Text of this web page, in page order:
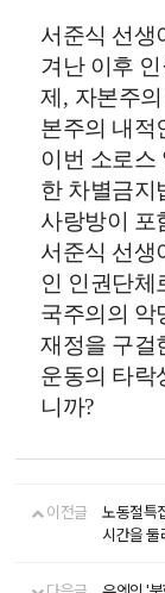
서준식 선생
겨난 이후
제, 자본주
본주의 내적
이번 소로스
한 차별금지
사랑방이 포
서준식 선생
인 인권단체
국주의의 악
재정을 구걸
운동의 타락
니까?
이전글
노동절특
시간을 둘